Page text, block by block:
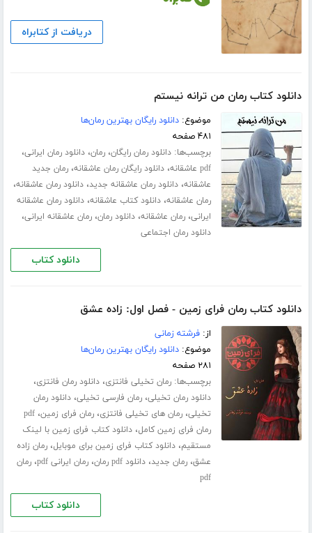
دریافت از کتابراه
دانلود کتاب رمان من ترانه نیستم
موضوع:دانلود رایگان بهترین رمان‌ها
۴۸۱ صفحه
برچسب‌ها:دانلود رمان رایگان،رمان،دانلود رمان ایرانی،
pdf عاشقانه ،دانلود رایگان رمان عاشقانه،رمان جدید
عاشقانه،دانلود رمان عاشقانه جدید،دانلود رمان عاشقانه،
رمان عاشقانه،دانلود کتاب عاشقانه،دانلود رمان عاشقانه
ایرانی،رمان عاشقانه،دانلود رمان،رمان عاشقانه ایرانی،
دانلود رمان اجتماعی
دانلود کتاب
دانلود کتاب رمان فرای زمین - فصل اول: زاده عشق
از:فرشته زمانی
موضوع:دانلود رایگان بهترین رمان‌ها
۲۸۱ صفحه
برچسب‌ها:رمان تخیلی فانتزی،دانلود رمان فانتزی،
دانلود رمان تخیلی،رمان فارسی تخیلی،دانلود رمان
تخیلی،رمان های تخیلی فانتزی،رمان فرای زمین،pdf
رمان فرای زمین کامل،دانلود کتاب فرای زمین با لینک
مستقیم،دانلود کتاب فرای زمین برای موبایل،رمان زاده
عشق،رمان جدید،دانلود pdf رمان ،رمان ایرانی pdf ،رمان
pdf
دانلود کتاب